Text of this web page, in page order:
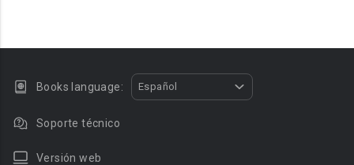
Books language: Español
Soporte técnico
Versión web